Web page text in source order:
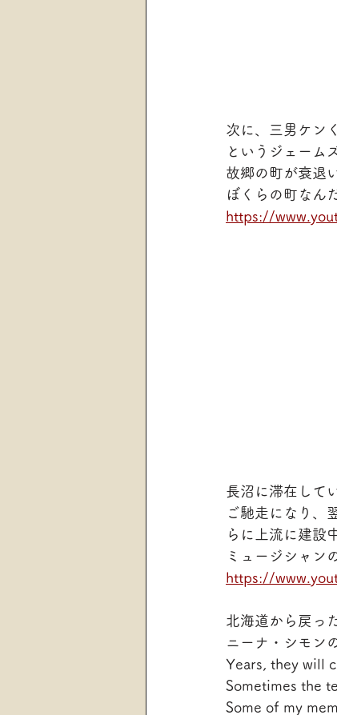
次に、三男ケン
というジェーム
故郷の町が衰退
ぼくらの町なん
https://
長沼に滞在して
ご馳走になり、
らに上流に建設
ミュージシャン
https://
北海道から戻っ
ニーナ・シモン
Years, they will
Sometimes the
Some of my